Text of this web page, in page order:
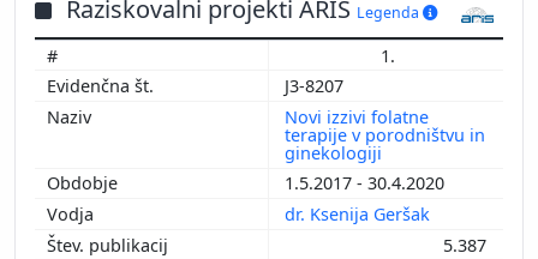
Raziskovalni projekti ARIS Legenda
1.
J3-8207
Novi izzivi folatne
terapije v porodništvu in
ginekologiji
1.5.2017 - 30.4.2020
dr. Ksenija Geršak
5.387